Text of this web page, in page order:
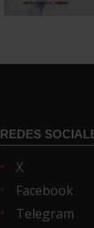
REDES
X
Facebook
Telegram